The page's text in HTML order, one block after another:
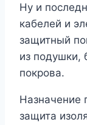
Ну и
кабелей и
защитный
из подушки,
покрова.
Назначение
защита